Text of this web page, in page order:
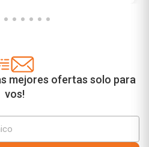
mejores ofertas solo para
vos!